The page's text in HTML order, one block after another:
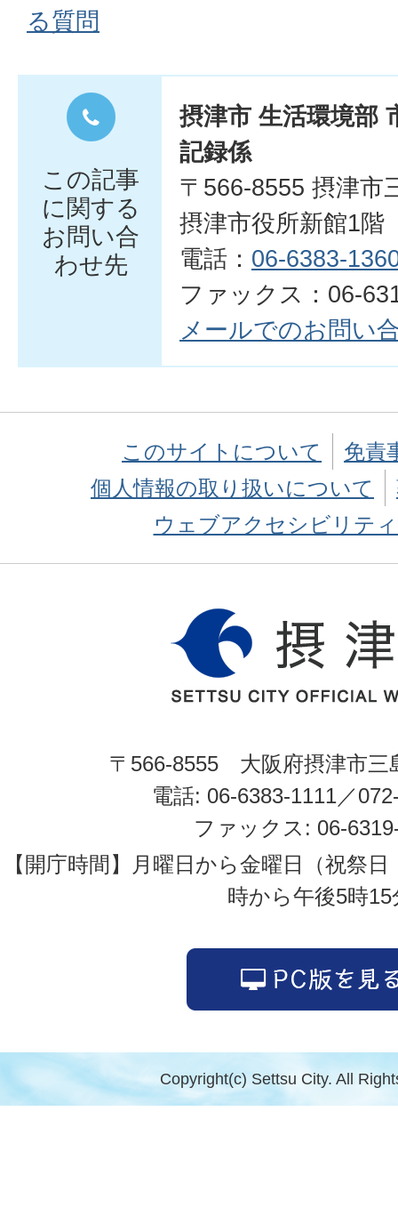
る質問
この記事
に関する
お問い合
わせ先
摂津市 生活環境部
記録係
〒566-8555 摂津市
摂津市役所新館1階
電話： 06-6383-
ファックス：06-
メールでのお問い
このサイトについて
免責
個人情報の取り扱いについて
ウェブアクセシビリテ
〒566-8555 大阪府摂津市三
電話: 06-6383-1111／
ファックス: 06-
【開庁時間】月曜日から金曜日（祝祭
時から午後5時15
Copyright(c) Settsu City. All